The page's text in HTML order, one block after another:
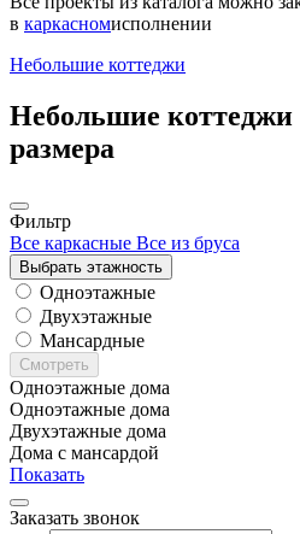
в каркасномисполнении
Небольшие коттеджи
Небольшие
размера
Фильтр
Все каркасные Все из бруса
Выбрать этажность
Одноэтажные
Двухэтажные
Мансардные
Смотреть
Одноэтажные дома
Одноэтажные дома
Двухэтажные дома
Дома с мансардой
Показать
Заказать звонок